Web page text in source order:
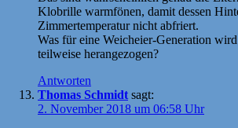
Klobrille warmfönen, damit dessen
Zimmertemperatur nicht abfriert.
Was für eine Weicheier-Generation
teilweise herangezogen?
Antworten
Thomas Schmidt sagt:
2. November 2018 um 06:58 Uhr